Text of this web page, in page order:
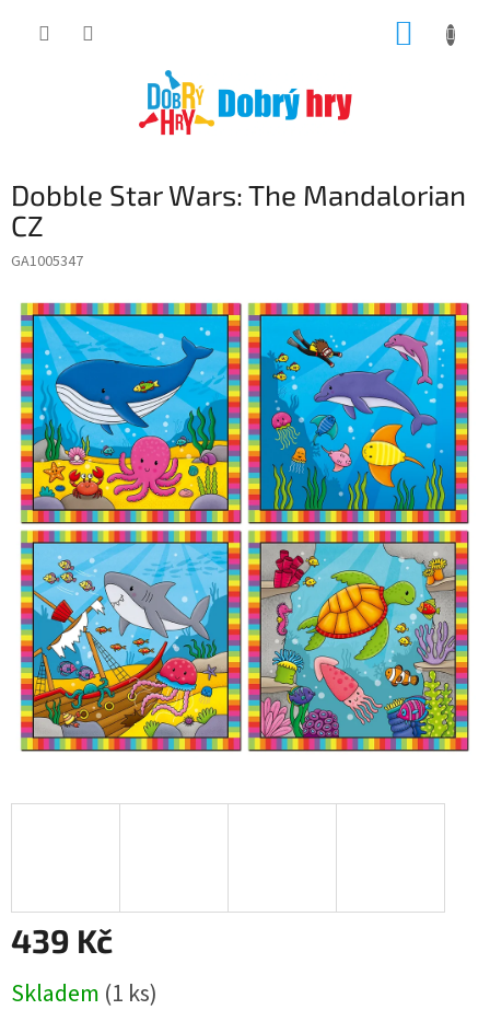
Dobble Star Wars: The Mandalorian
CZ
GA1005347
439 Kč
cena:
Skladem (1 ks)